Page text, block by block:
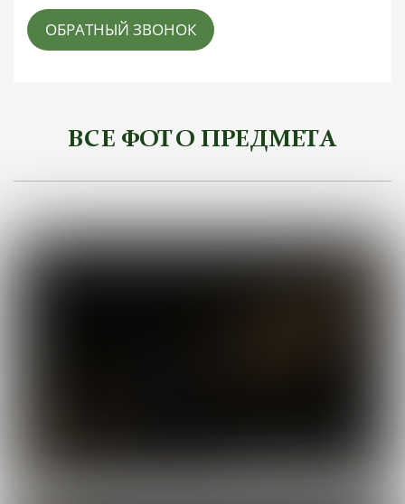
ОБРАТНЫЙ ЗВОНОК
ВСЕ ФОТО ПРЕДМЕТА